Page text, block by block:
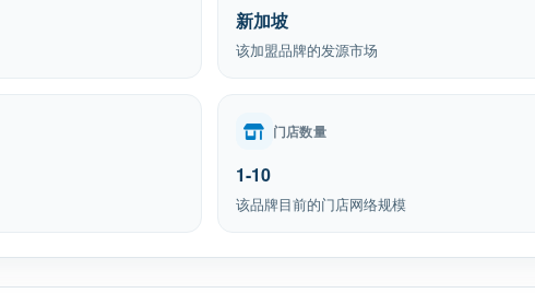
新加坡
该加盟品牌的发源市场
门店数量
1-10
该品牌目前的门店网络规模